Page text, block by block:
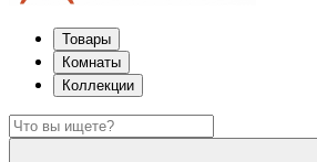
Товары
Комнаты
Коллекции